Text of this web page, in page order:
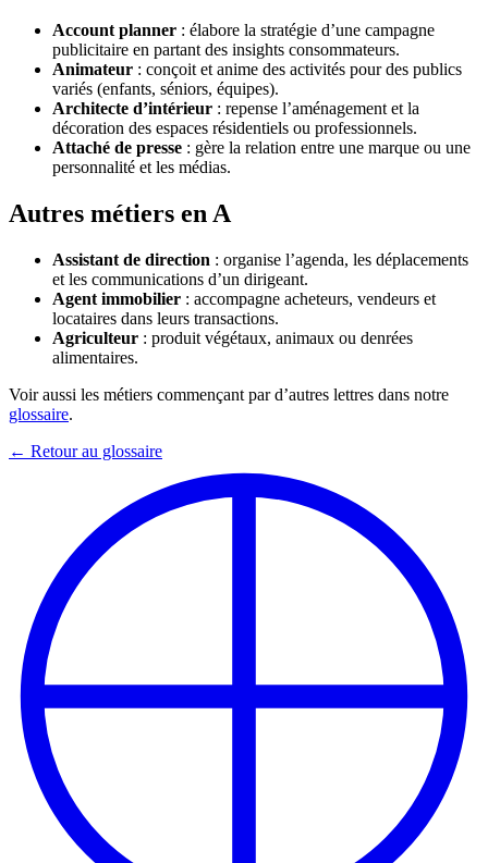
Account planner : élabore la stratégie d’une campagne
publicitaire en partant des insights consommateurs.
Animateur : conçoit et anime des activités pour des publics
variés (enfants, séniors, équipes).
Architecte d’intérieur : repense l’aménagement et la
décoration des espaces résidentiels ou professionnels.
Attaché de presse : gère la relation entre une marque ou une
personnalité et les médias.
Autres métiers en A
Assistant de direction : organise l’agenda, les déplacements
et les communications d’un dirigeant.
Agent immobilier : accompagne acheteurs, vendeurs et
locataires dans leurs transactions.
Agriculteur : produit végétaux, animaux ou denrées
alimentaires.
Voir aussi les métiers commençant par d’autres lettres dans notre
glossaire.
← Retour au glossaire